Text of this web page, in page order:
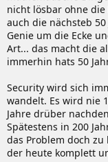
nicht lösbar ohne
auch die nächsteb
Genie um die Ecke
Art... das macht die
immerhin hats 50
Security wird sich
wandelt. Es wird nie
Jahre drüber
Spätestens in 200
das Problem doch zu
der heute komplett